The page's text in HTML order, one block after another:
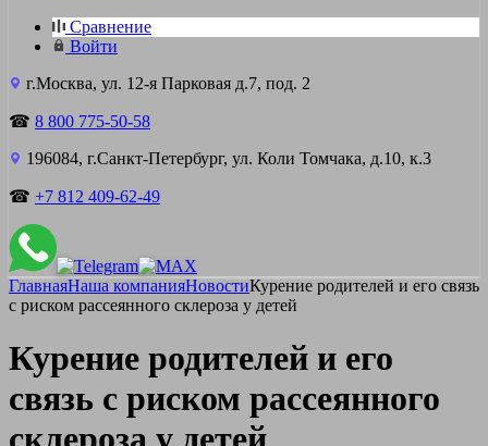
Сравнение
Войти
г.Москва, ул. 12-я Парковая д.7, под. 2
☎ 8 800 775-50-58
196084, г.Санкт-Петербург, ул. Коли Томчака, д.10, к.3
☎ +7 812 409-62-49
ГлавнаяНаша компанияНовостиКурение родителей и его связь
с риском рассеянного склероза у детей
Курение родителей и его
связь с риском рассеянного